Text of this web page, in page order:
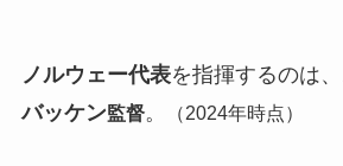
ノルウェー代表を指揮するのは、
バッケン監督。 （2024年時点）